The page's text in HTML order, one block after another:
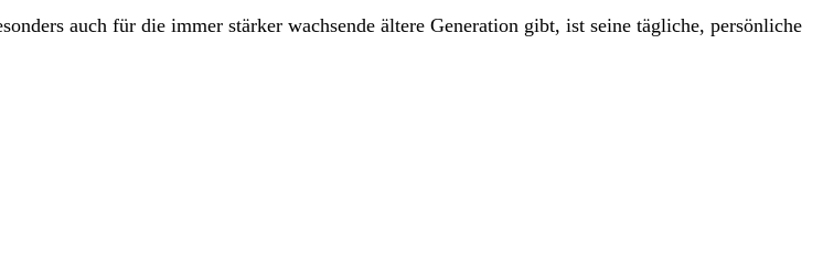
auch für die immer stärker wachsende ältere Generation gibt, ist seine tägliche, persönliche